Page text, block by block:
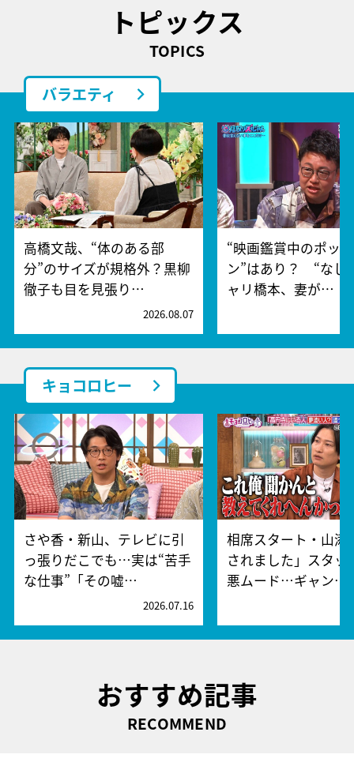
トピックス
TOPICS
バラエティ
高橋文哉、“体のある部
分”のサイズが規格外？黒柳
徹子も目を見張り…
2026.08.07
“映画鑑賞中のポッ
ン”はあり？ “なし
ャリ橋本、妻が…
キョコロヒー
さや香・新山、テレビに引
っ張りだこでも…実は“苦手
な仕事”「その嘘…
2026.07.16
相席スタート・山添
されました」スタッ
悪ムード…ギャン…
おすすめ記事
RECOMMEND